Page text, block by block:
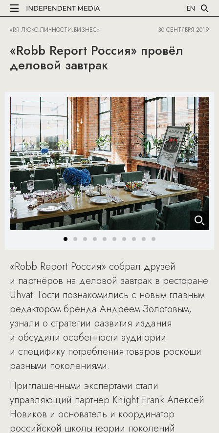
EN
«RR ЛЮКС.ЛИЧНОСТИ.БИЗНЕС» 30 СЕНТЯБРЯ 2019
«Robb Report Россия» провёл
деловой завтрак
«Robb Report Россия» собрал друзей
и партнёров на деловой завтрак в ресторане
Uhvat. Гости познакомились с новым главным
редактором бренда Андреем Золотовым,
узнали о стратегии развития издания
и обсудили особенности аудитории
и специфику потребления товаров роскоши
разными поколениями.
Приглашенными экспертами стали
управляющий партнер Knight Frank Алексей
Новиков и основатель и координатор
российской школы теории поколений